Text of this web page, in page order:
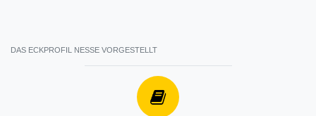
DAS ECKPROFIL NESSE VORGESTELLT